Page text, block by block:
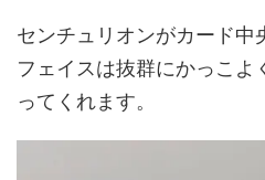
センチュリオンがカード中
フェイスは抜群にかっこよ
ってくれます。